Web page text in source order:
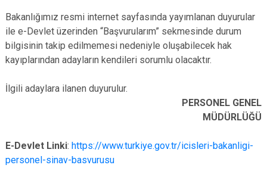
Bakanlığımız resmi internet sayfasında yayımlanan duyurular
ile e-Devlet üzerinden “Başvurularım” sekmesinde durum
bilgisinin takip edilmemesi nedeniyle oluşabilecek hak
kayıplarından adayların kendileri sorumlu olacaktır.
İlgili adaylara ilanen duyurulur.
PERSONEL GENEL
MÜDÜRLÜĞÜ
E-Devlet Linki: https://www.turkiye.gov.tr/icisleri-bakanligi-
personel-sinav-basvurusu